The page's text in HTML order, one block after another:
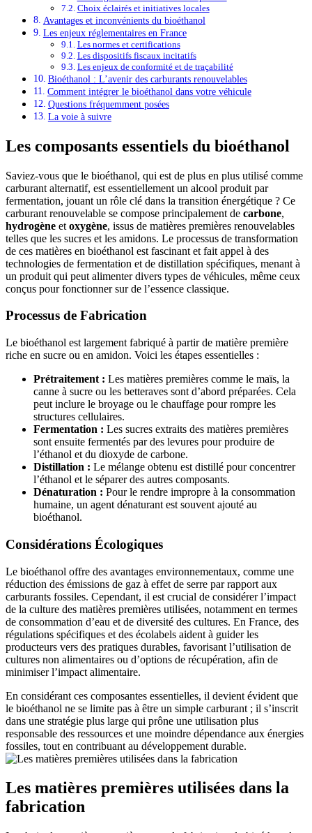
Choix éclairés et initiatives locales
Avantages et inconvénients du bioéthanol
Les enjeux réglementaires en France
Les normes et certifications
Les dispositifs fiscaux incitatifs
Les enjeux de conformité et de traçabilité
Bioéthanol : L’avenir des carburants renouvelables
Comment intégrer le bioéthanol dans votre véhicule
Questions fréquemment posées
La voie à suivre
Les composants essentiels du bioéthanol
Saviez-vous que le bioéthanol, qui est de plus en plus utilisé comme
carburant alternatif, est essentiellement un alcool produit par
fermentation, jouant un rôle clé dans la transition énergétique ? Ce
carburant renouvelable se compose principalement de carbone,
hydrogène et oxygène, issus de matières premières renouvelables
telles que les sucres et les amidons. Le processus de transformation
de ces matières en bioéthanol est fascinant et fait appel à des
technologies de fermentation et de distillation spécifiques, menant à
un produit qui peut alimenter divers types de véhicules, même ceux
conçus pour fonctionner sur de l’essence classique.
Processus de Fabrication
Le bioéthanol est largement fabriqué à partir de matière première
riche en sucre ou en amidon. Voici les étapes essentielles :
Prétraitement : Les matières premières comme le maïs, la
canne à sucre ou les betteraves sont d’abord préparées. Cela
peut inclure le broyage ou le chauffage pour rompre les
structures cellulaires.
Fermentation : Les sucres extraits des matières premières
sont ensuite fermentés par des levures pour produire de
l’éthanol et du dioxyde de carbone.
Distillation : Le mélange obtenu est distillé pour concentrer
l’éthanol et le séparer des autres composants.
Dénaturation : Pour le rendre impropre à la consommation
humaine, un agent dénaturant est souvent ajouté au
bioéthanol.
Considérations Écologiques
Le bioéthanol offre des avantages environnementaux, comme une
réduction des émissions de gaz à effet de serre par rapport aux
carburants fossiles. Cependant, il est crucial de considérer l’impact
de la culture des matières premières utilisées, notamment en termes
de consommation d’eau et de diversité des cultures. En France, des
régulations spécifiques et des écolabels aident à guider les
producteurs vers des pratiques durables, favorisant l’utilisation de
cultures non alimentaires ou d’options de récupération, afin de
minimiser l’impact alimentaire.
En considérant ces composantes essentielles, il devient évident que
le bioéthanol ne se limite pas à être un simple carburant ; il s’inscrit
dans une stratégie plus large qui prône une utilisation plus
responsable des ressources et une moindre dépendance aux énergies
fossiles, tout en contribuant au développement durable.
Les matières premières utilisées dans la
fabrication